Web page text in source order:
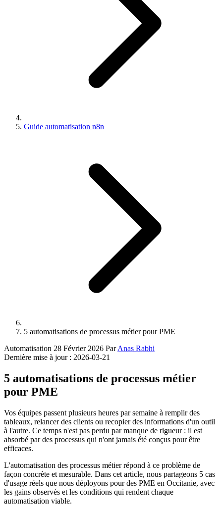
Guide automatisation n8n
5 automatisations de processus métier pour PME
Automatisation 28 Février 2026 ParAnas Rabhi
Dernière mise à jour : 2026-03-21
5 automatisations de processus métier
pour PME
Vos équipes passent plusieurs heures par semaine à remplir des
tableaux, relancer des clients ou recopier des informations d'un outil
à l'autre. Ce temps n'est pas perdu par manque de rigueur : il est
absorbé par des processus qui n'ont jamais été conçus pour être
efficaces.
L'automatisation des processus métier répond à ce problème de
façon concrète et mesurable. Dans cet article, nous partageons 5 cas
d'usage réels que nous déployons pour des PME en Occitanie, avec
les gains observés et les conditions qui rendent chaque
automatisation viable.